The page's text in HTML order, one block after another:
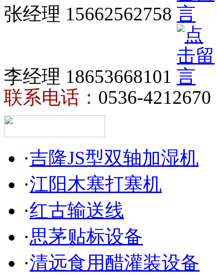
张经理 15662562758
李经理 18653668101
联系电话： 0536-4212670
·吉隆JS型双轴加湿机
·江阳木塞打塞机
·红古输送线
·思茅贴标设备
·清远食用醋灌装设备